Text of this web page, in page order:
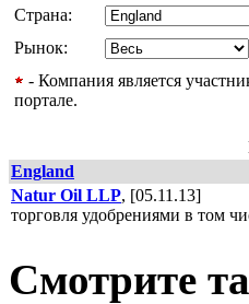
Страна:
Рынок:
- Компания является
портале.
England
Natur Oil LLP, [05.11.13]
торговля удобрениями в том
Смотрите